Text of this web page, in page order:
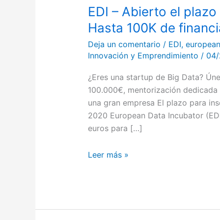
EDI – Abierto el
Hasta 100K de
Deja un comentario / EDI,
Innovación y Emprendimiento /
¿Eres una startup de Big Data?
100.000€, mentorización
una gran empresa El plazo para
2020 European Data Incubator
euros para […]
Leer más »